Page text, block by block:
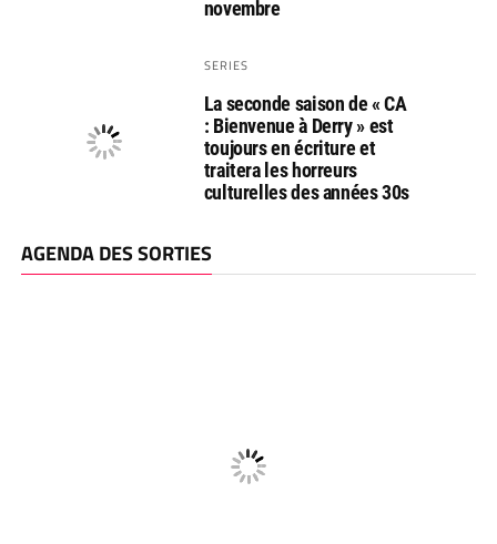
novembre
SERIES
La seconde saison de « CA
: Bienvenue à Derry » est
toujours en écriture et
traitera les horreurs
culturelles des années 30s
AGENDA DES SORTIES